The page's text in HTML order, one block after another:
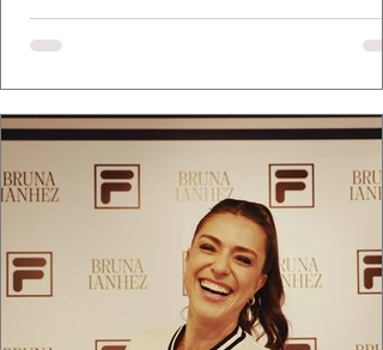
medalha Chiquinha Gonzaga.